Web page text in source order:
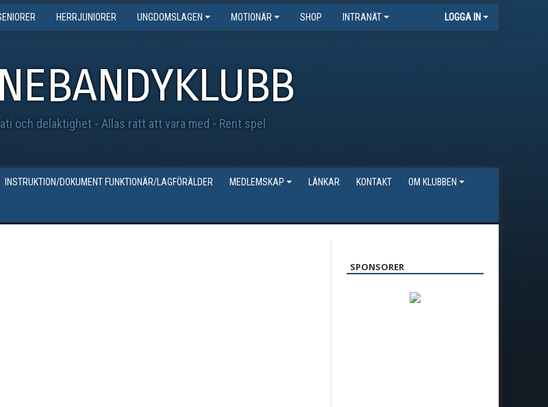
HERRJUNIORER UNGDOMSLAGEN MOTIONÄR SHOP INTRANÄT LOGGA IN
och delaktighet - Allas rätt att vara med - Rent spel
INSTRUKTION/DOKUMENT FUNKTIONÄR/LAGFÖRÄLDER MEDLEMSKAP LÄNKAR KONTAKT OM KLUBBEN
SPONSORER